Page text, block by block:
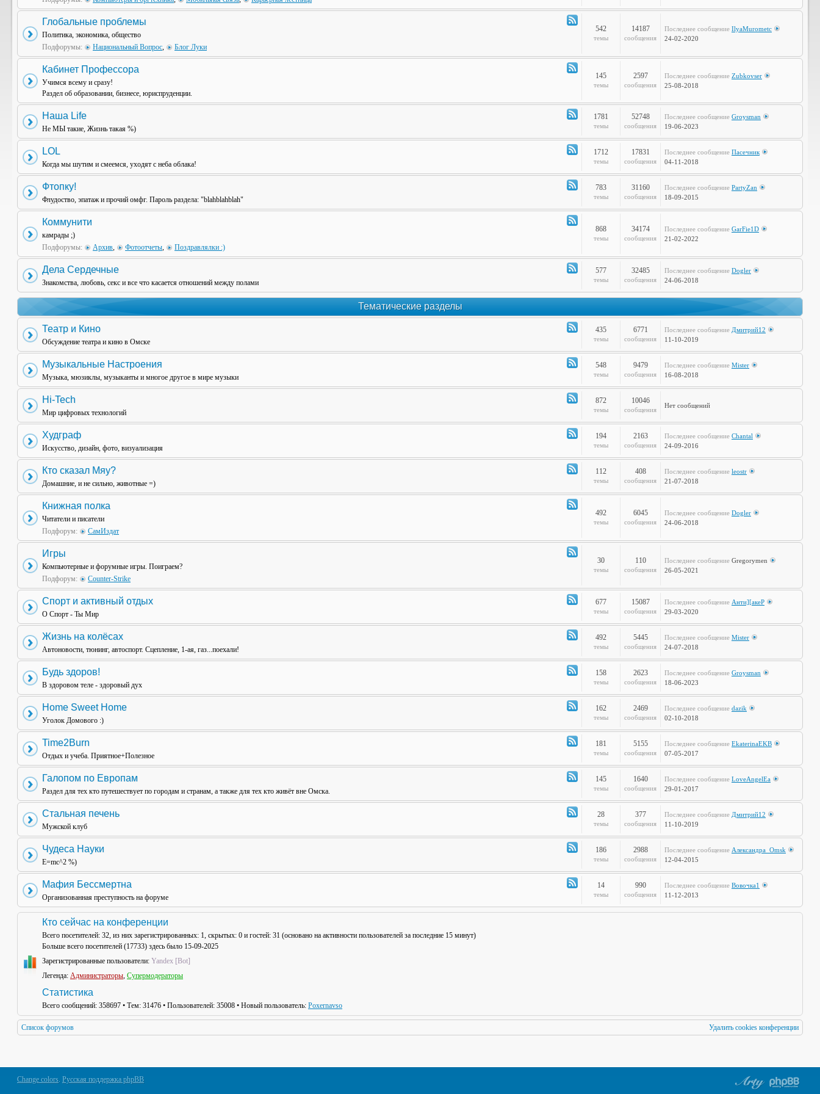
Канал
Глобальные проблемы
Политика, экономика, общество
Подфорумы:
Национальный Вопрос, Блог Луки
542
темы
14187
сообщения
Последнее сообщение IlyaMurometc
24-02-2020
Кабинет
Профессора
Кабинет Профессора
Учимся всему и сразу!
Раздел об образовании, бизнесе, юриспруденции.
145
темы
2597
сообщения
Последнее сообщение Zubkovser
25-08-2018
Канал
-
Наша Life
Не МЫ такие, Жизнь такая %)
1781
темы
52748
сообщения
Последнее сообщение Groysman
19-06-2023
Канал
-
LOL
Когда мы шутим и смеемся, уходят с неба облака!
1712
темы
17831
сообщения
Последнее сообщение Пасечник
04-11-2018
Канал
-
Фтопку!
Флудоство, эпатаж и прочий омфг. Пароль раздела: "blahblahblah"
783
темы
31160
сообщения
Последнее сообщение PartyZan
18-09-2015
Канал
Коммунити
камрады ;)
Подфорумы:
Архив, Фотоотчеты, Поздравлялки :)
868
темы
34174
сообщения
Последнее сообщение GarFie1D
21-02-2022
Канал
-
Дела Сердечные
Знакомства, любовь, секс и все что касается отношений между полами
577
темы
32485
сообщения
Последнее сообщение Dogler
24-06-2018
Тематические разделы
Канал
-
Театр и Кино
Обсуждение театра и кино в Омске
435
темы
6771
сообщения
Последнее сообщение Дмитрий12
11-10-2019
Канал
-
Музыкальные
Музыкальные Настроения
Музыка, мюзиклы, музыканты и многое другое в мире музыки
548
темы
9479
сообщения
Последнее сообщение Mister
16-08-2018
Канал
-
Hi-Tech
Мир цифровых технологий
872
темы
10046
сообщения
Нет сообщений
Канал
-
Худграф
Худграф
Искусство, дизайн, фото, визуализация
194
темы
2163
сообщения
Последнее сообщение Chantal
24-09-2016
Канал
-
сказал
Мяу?
Кто сказал Мяу?
Домашние, и не сильно, животные =)
112
темы
408
сообщения
Последнее сообщение leostr
21-07-2018
Канал
Книжная полка
Читатели и писатели
Подфорум:
СамИздат
492
темы
6045
сообщения
Последнее сообщение Dogler
24-06-2018
Игры
Компьютерные и форумные игры. Поиграем?
Подфорум:
Counter-Strike
30
темы
110
сообщения
Последнее сообщение Gregorymen
26-05-2021
Канал
-
Спорт и активный отдых
О Спорт - Ты Мир
677
темы
15087
сообщения
Последнее сообщение Анти][акеР
29-03-2020
Канал
-
Жизнь
Жизнь на колёсах
Автоновости, тюнинг, автоспорт. Сцепление, 1-ая, газ...поехали!
492
темы
5445
сообщения
Последнее сообщение Mister
24-07-2018
Канал
-
Будь здоров!
В здоровом теле - здоровый дух
158
темы
2623
сообщения
Последнее сообщение Groysman
18-06-2023
Канал
-
Home Sweet Home
Уголок Домового :)
162
темы
2469
сообщения
Последнее сообщение dazik
02-10-2018
Канал
-
Time2Burn
Time2Burn
Отдых и учеба. Приятное+Полезное
181
темы
5155
сообщения
Последнее сообщение EkaterinaEKB
07-05-2017
Канал
-
Галопом
Галопом по Европам
Раздел для тех кто путешествует по городам и странам, а также для тех кто живёт вне Омска.
145
темы
1640
сообщения
Последнее сообщение LoveAngelEa
29-01-2017
Канал
-
Стальная
Стальная печень
Мужской клуб
28
темы
377
сообщения
Последнее сообщение Дмитрий12
11-10-2019
Канал
-
Чудеса Науки
E=mc^2 %)
186
темы
2988
сообщения
Последнее сообщение Александра_Omsk
12-04-2015
Канал
-
Мафия Бессмертна
Организованная преступность на форуме
14
темы
990
сообщения
Последнее сообщение Вовочка1
11-12-2013
Кто сейчас на конференции
Всего посетителей: 32, из них зарегистрированных: 1, скрытых: 0 и гостей: 31 (основано на активности пользователей за последние 15 минут)
Больше всего посетителей (17733) здесь было 15-09-2025
Зарегистрированные пользователи: Yandex [Bot]
Легенда: Администраторы, Супермодераторы
Статистика
Всего сообщений: 358697 • Тем: 31476 • Пользователей: 35008 • Новый пользователь: Poxernavso
Список форумов Удалить cookies конференции
Change colors. Русская поддержка phpBB